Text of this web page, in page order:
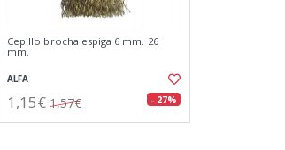
Cepillo brocha espiga 6 mm. 26
mm.
ALFA
1,15€ 1,57€ - 27%